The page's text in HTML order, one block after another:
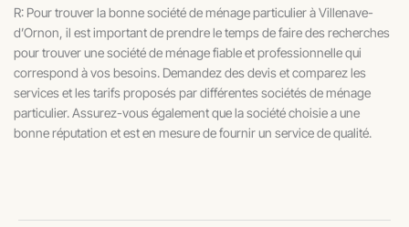
R: Pour trouver la bonne société de ménage particulier à Villenave-
d’Ornon, il est important de prendre le temps de faire des recherches
pour trouver une société de ménage fiable et professionnelle qui
correspond à vos besoins. Demandez des devis et comparez les
services et les tarifs proposés par différentes sociétés de ménage
particulier. Assurez-vous également que la société choisie a une
bonne réputation et est en mesure de fournir un service de qualité.